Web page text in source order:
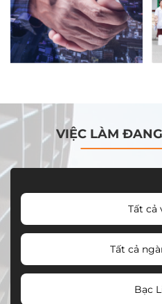
VIỆC LÀM
Tất cả
Tất cả
Bạc